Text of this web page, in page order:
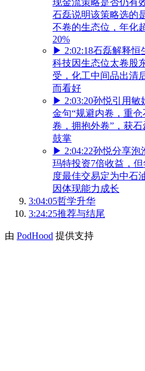
石磊说明该策略选的
不卷的生态位，年化
20%
▶ 2:02:18石磊解释恒
科技因生态位太卷股
受，化工中间品出清
而看好
▶ 2:03:20孙悦引用敏
金句“规避内卷，重仓
卷，拥抱外卷”，获石
鼓掌
▶ 2:04:22孙悦分享泡
玛特投资7倍收益，但
度最佳交易定为中石
因体现能力成长
3:04:05哲学升华
3:24:25推荐与结尾
由 PodHood 提供支持